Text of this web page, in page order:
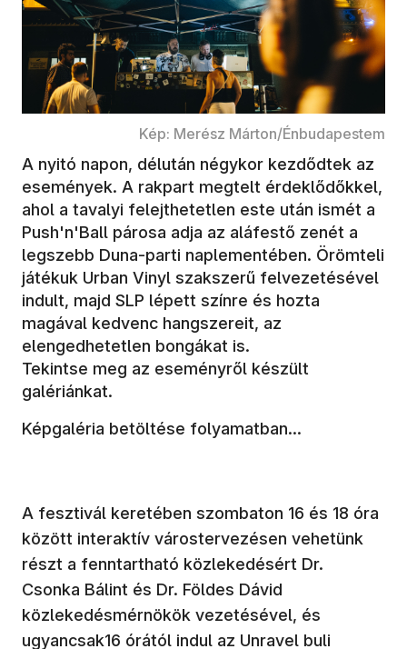
Kép: Merész Márton/Énbudapestem
A nyitó napon, délután négykor kezdődtek az
események. A rakpart megtelt érdeklődőkkel,
ahol a tavalyi felejthetetlen este után ismét a
Push'n'Ball párosa adja az aláfestő zenét a
legszebb Duna-parti naplementében. Örömteli
játékuk Urban Vinyl szakszerű felvezetésével
indult, majd SLP lépett színre és hozta
magával kedvenc hangszereit, az
elengedhetetlen bongákat is.
Tekintse meg az eseményről készült
galériánkat.
Képgaléria betöltése folyamatban...
A fesztivál keretében szombaton 16 és 18 óra
között interaktív várostervezésen vehetünk
részt a fenntartható közlekedésért Dr.
Csonka Bálint és Dr. Földes Dávid
közlekedésmérnökök vezetésével, és
ugyancsak16 órától indul az Unravel buli